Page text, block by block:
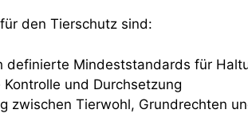
den Tierschutz sind:
definierte Mindeststandards für
und Durchsetzung
zwischen Tierwohl, Grundrechten